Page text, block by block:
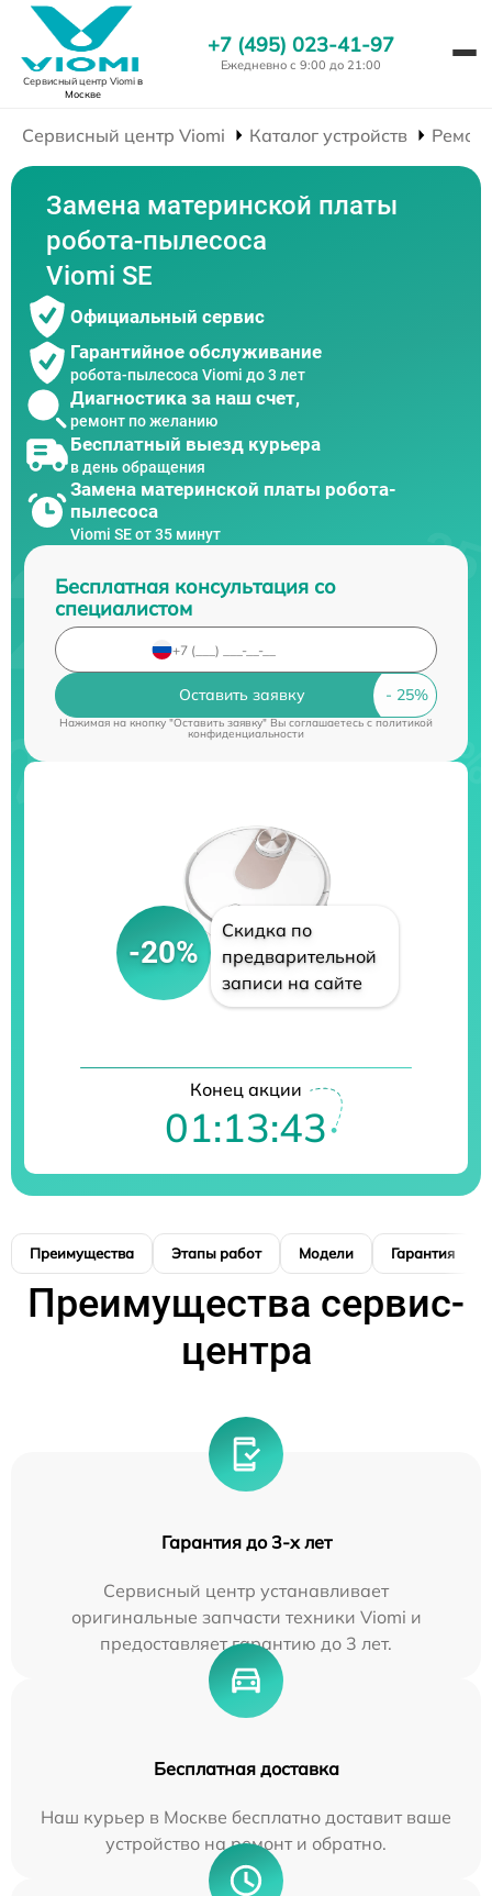
Сервисный центр Viomiв
Москве
+7 (495) 023-41-97
Ежедневно с 9:00 до 21:00
Сервисный центр Viomi Каталог устройств
Замена материнской платы
робота-пылесоса
Viomi SE
Официальный сервис
Гарантийное обслуживание
робота-пылесоса Viomi до 3 лет
Диагностика за наш счет,
ремонт по желанию
Бесплатный выезд курьера
в день обращения
Замена материнской платы робота-
пылесоса
Viomi SE от 35 минут
Бесплатная консультация со
специалистом
Оставить заявку
Нажимая на кнопку "Оставить заявку" Вы соглашаетесь cполитикой
конфиденциальности
-20%
Скидка по
предварительной
записи на сайте
Конец акции
01:13:42
Преимущества Этапы работ Модели Гарантия
Преимущества сервис-
центра
Гарантия до 3-х лет
Сервисный центр устанавливает
оригинальные запчасти техники Viomi и
предоставляет гарантию до 3 лет.
Бесплатная доставка
Наш курьер в Москве бесплатно доставит ваше
устройство на ремонт и обратно.